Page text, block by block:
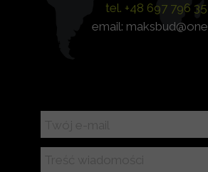
tel. +48 697 796
email: